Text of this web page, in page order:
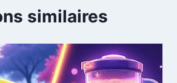
similaires